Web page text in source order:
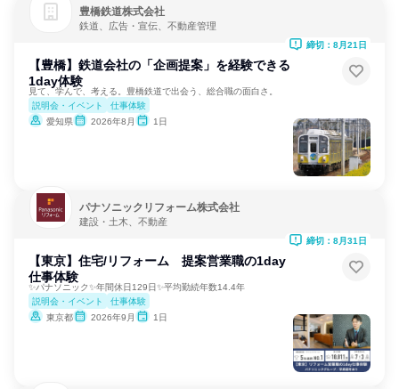
豊橋鉄道株式会社
鉄道、広告・宣伝、不動産管理
【豊橋】鉄道会社の「企画提案」を経験できる
1day体験
見て、学んで、考える。豊橋鉄道で出会う、総合職の面白さ。
説明会・イベント
仕事体験
愛知県
2026年8月 1日
締切：8月21日
パナソニックリフォーム株式会社
建設・土木、不動産
【東京】住宅/リフォーム 提案営業職の1day
仕事体験
✨パナソニック✨年間休日129日✨平均勤続年数14.4年
説明会・イベント
仕事体験
東京都
2026年9月 1日
締切：8月31日